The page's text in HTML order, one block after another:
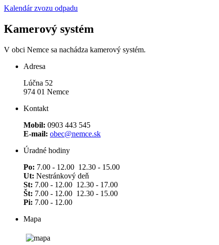
Kalendár zvozu odpadu
Kamerový systém
V obci Nemce sa nachádza kamerový systém.
Adresa
Lúčna 52
974 01 Nemce
Kontakt
Mobil: 0903 443 545
E-mail: obec@nemce.sk
Úradné hodiny
Po: 7.00 - 12.00 12.30 - 15.00
Ut: Nestránkový deň
St: 7.00 - 12.00 12.30 - 17.00
Št: 7.00 - 12.00 12.30 - 15.00
Pi: 7.00 - 12.00
Mapa